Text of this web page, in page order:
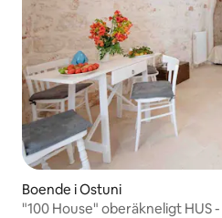
Boende i Ostuni